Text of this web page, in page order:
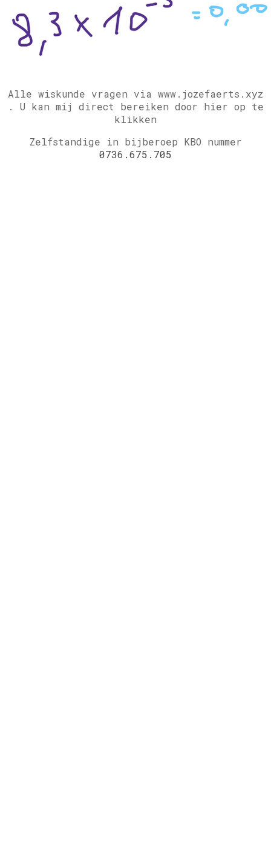
Alle wiskunde vragen via www.jozefaerts.xyz
. U kan mij direct bereiken door hier op te
klikken
Zelfstandige in bijberoep KBO nummer
0736.675.705